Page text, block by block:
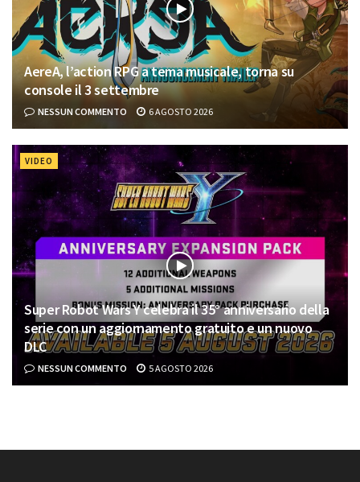
AereA, l’action RPG a tema musicale, torna su
console il 3 settembre
NESSUN COMMENTO 6 AGOSTO 2026
VIDEO
Super Robot Wars Y celebra il 35° anniversario della
serie con un aggiornamento gratuito e un nuovo
DLC
NESSUN COMMENTO 5 AGOSTO 2026